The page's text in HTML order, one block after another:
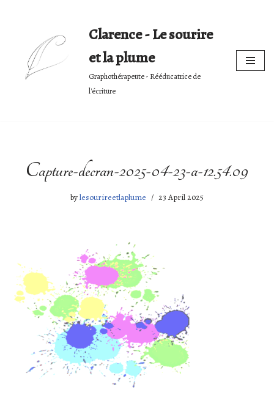
content
Clarence - Le sourire
et la plume
Graphothérapeute - Rééducatrice de
l'écriture
Capture-decran-2025-04-23-a-12.54.09
bylesourireetlaplume 23 April 2025